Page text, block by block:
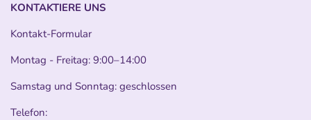
KONTAKTIERE UNS
Kontakt-Formular
Montag - Freitag: 9:00–14:00
Samstag und Sonntag: geschlossen
Telefon: